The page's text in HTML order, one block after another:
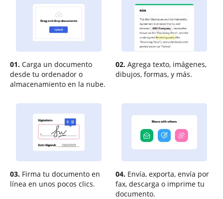
01. Carga un documento
desde tu ordenador o
almacenamiento en la nube.
02. Agrega texto, imágenes,
dibujos, formas, y más.
03. Firma tu documento en
línea en unos pocos clics.
04. Envía, exporta, envía por
fax, descarga o imprime tu
documento.